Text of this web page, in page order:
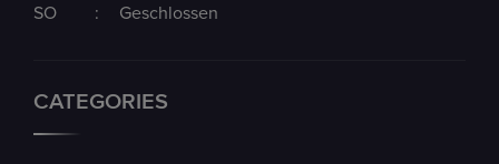
SO : Geschlossen
CATEGORIES